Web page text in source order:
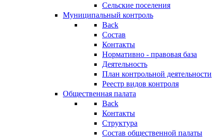
Сельские поселения
Муниципальный контроль
Back
Состав
Контакты
Нормативно - правовая база
Деятельность
План контрольной деятельности
Реестр видов контроля
Общественная палата
Back
Контакты
Структура
Состав общественной палаты